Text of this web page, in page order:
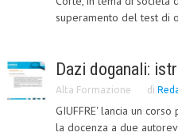
SVILUPPO SOSTENIBILE
L’UMANISTA
DIRITTO
superamento del test di
Dazi doganali:
Alta Formazione di
GIUFFRE' lancia un
la docenza a due